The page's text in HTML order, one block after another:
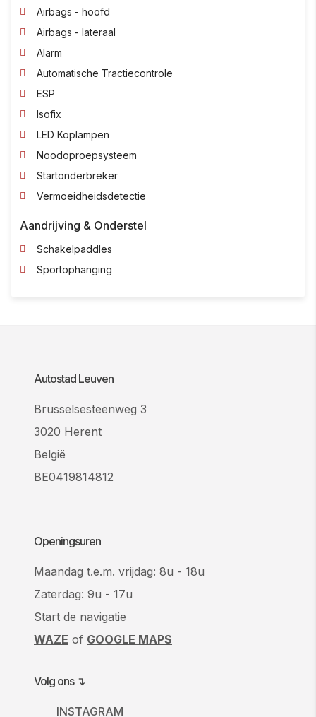
Airbags - hoofd
Airbags - lateraal
Alarm
Automatische Tractiecontrole
ESP
Isofix
LED Koplampen
Noodoproepsysteem
Startonderbreker
Vermoeidheidsdetectie
Aandrijving & Onderstel
Schakelpaddles
Sportophanging
Autostad Leuven
Brusselsesteenweg 3
3020 Herent
België
BE0419814812
Openingsuren
Maandag t.e.m. vrijdag: 8u - 18u
Zaterdag: 9u - 17u
Start de navigatie
WAZE of GOOGLE MAPS
Volg ons ↴
INSTAGRAM